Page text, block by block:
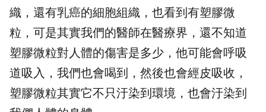
織，還有乳癌的細胞組織，也看到有塑膠微
粒，可是其實我們的醫師在醫療界，還不知道
塑膠微粒對人體的傷害是多少，他可能會呼吸
道吸入，我們也會喝到，然後也會經皮吸收，
塑膠微粒其實它不只汙染到環境，也會汙染到